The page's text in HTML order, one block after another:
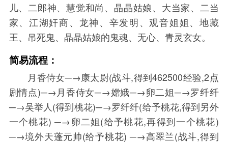
儿、二郎神、慧觉和尚、晶晶姑娘、大当家、二当
家、江湖奸商、龙神、辛发明、观音姐姐、地藏
王、吊死鬼、晶晶姑娘的鬼魂、无心、青灵玄女。
简易流程：
月香侍女─→康太尉(战斗,得到462500经验,2点
剧情点)─→月香侍女─→嫦娥─→卵二姐─→罗纤纤
─→吴举人(得到桃花)─→罗纤纤(给予桃花,得到另外
一个桃花) ─→卵二姐(给予桃花,再得到一个桃花)
─→境外天蓬元帅(给予桃花) ─→高翠兰(战斗,得到